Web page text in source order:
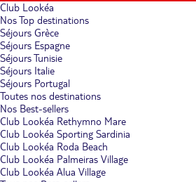
Club Lookéa
Nos Top destinations
Séjours Grèce
Séjours Espagne
Séjours Tunisie
Séjours Italie
Séjours Portugal
Toutes nos destinations
Nos Best-sellers
Club Lookéa Rethymno Mare
Club Lookéa Sporting Sardinia
Club Lookéa Roda Beach
Club Lookéa Palmeiras Village
Club Lookéa Alua Village